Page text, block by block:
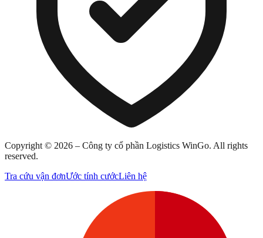
Copyright © 2026 – Công ty cổ phần Logistics WinGo. All rights
reserved.
Tra cứu vận đơnƯớc tính cướcLiên hệ